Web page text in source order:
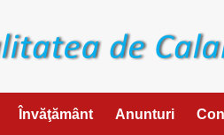
Învăţământ Anunturi